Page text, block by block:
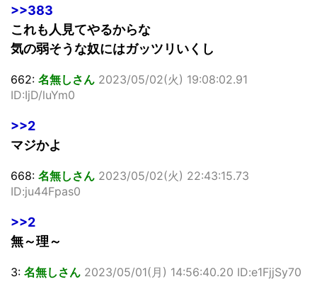
>>383
これも人見てやるからな
気の弱そうな奴にはガッツリいくし
662: 名無しさん 2023/05/02(火) 19:08:02.91
ID:IjD/luYm0
>>2
マジかよ
668: 名無しさん 2023/05/02(火) 22:43:15.73
ID:ju44Fpas0
>>2
無～理～
3: 名無しさん 2023/05/01(月) 14:56:40.20 ID:e1FjjSy70